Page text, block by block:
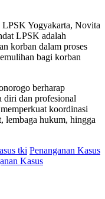
LPSK Yogyakarta, Novita
LPSK adalah
korban dalam proses
bagi korban
berharap
diri dan profesional
koordinasi
lembaga hukum, hingga
tki Penanganan Kasus
Kasus